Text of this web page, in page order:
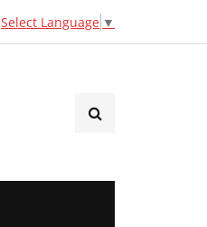
Select Language ▼